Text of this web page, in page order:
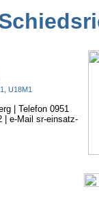
U18M1
| Telefon 0951
| e-Mail sr-einsatz-